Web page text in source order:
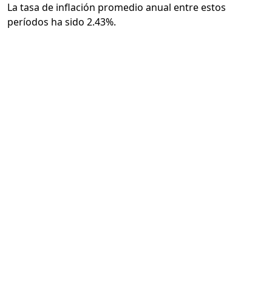
La tasa de inflación promedio anual entre estos
períodos ha sido 2.43%.